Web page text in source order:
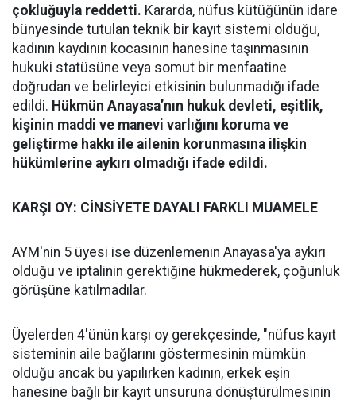
çokluğuyla reddetti. Kararda, nüfus kütüğünün idare
bünyesinde tutulan teknik bir kayıt sistemi olduğu,
kadının kaydının kocasının hanesine taşınmasının
hukuki statüsüne veya somut bir menfaatine
doğrudan ve belirleyici etkisinin bulunmadığı ifade
edildi. Hükmün Anayasa’nın hukuk devleti, eşitlik,
kişinin maddi ve manevi varlığını koruma ve
geliştirme hakkı ile ailenin korunmasına ilişkin
hükümlerine aykırı olmadığı ifade edildi.
KARŞI OY: CİNSİYETE DAYALI FARKLI MUAMELE
AYM'nin 5 üyesi ise düzenlemenin Anayasa'ya aykırı
olduğu ve iptalinin gerektiğine hükmederek, çoğunluk
görüşüne katılmadılar.
Üyelerden 4'ünün karşı oy gerekçesinde, "nüfus kayıt
sisteminin aile bağlarını göstermesinin mümkün
olduğu ancak bu yapılırken kadının, erkek eşin
hanesine bağlı bir kayıt unsuruna dönüştürülmesinin